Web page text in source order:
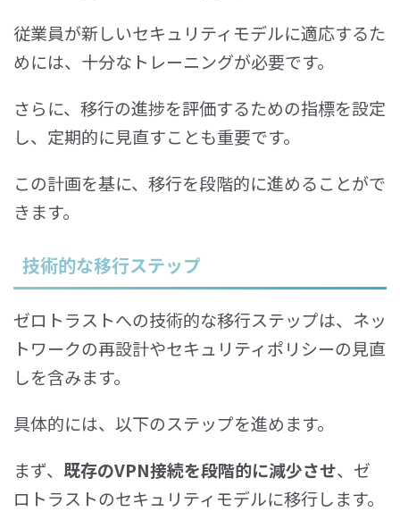
従業員が新しいセキュリティモデルに適応するた
めには、十分なトレーニングが必要です。
さらに、移行の進捗を評価するための指標を設定
し、定期的に見直すことも重要です。
この計画を基に、移行を段階的に進めることがで
きます。
技術的な移行ステップ
ゼロトラストへの技術的な移行ステップは、ネッ
トワークの再設計やセキュリティポリシーの見直
しを含みます。
具体的には、以下のステップを進めます。
まず、 既存のVPN接続を段階的に減少させ、ゼ
ロトラストのセキュリティモデルに移行します。